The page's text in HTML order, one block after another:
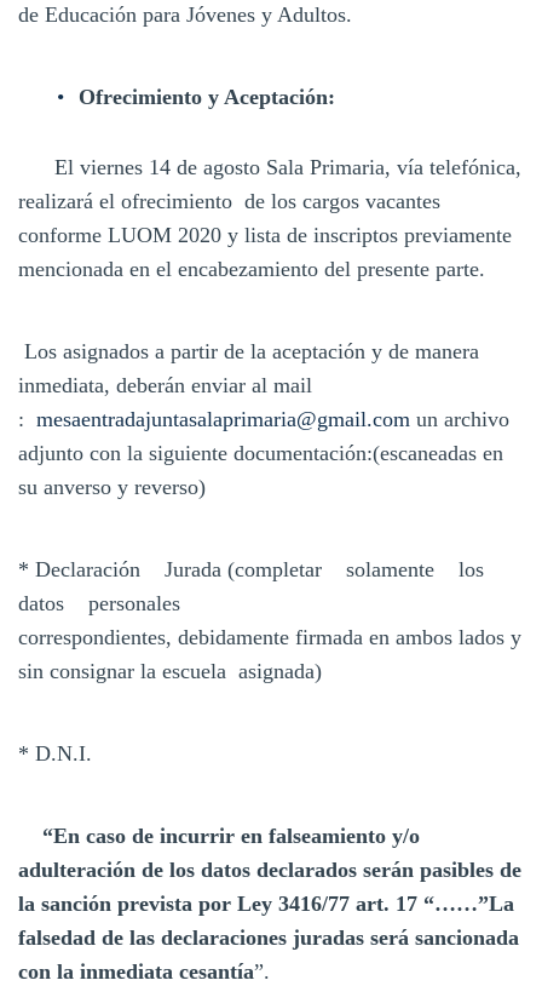
de Educación para Jóvenes y Adultos.
Ofrecimiento y Aceptación:
El viernes 14 de agosto Sala Primaria, vía telefónica,
realizará el ofrecimiento de los cargos vacantes
conforme LUOM 2020 y lista de inscriptos previamente
mencionada en el encabezamiento del presente parte.
Los asignados a partir de la aceptación y de manera
inmediata, deberán enviar al mail
: mesaentradajuntasalaprimaria@gmail.com un archivo
adjunto con la siguiente documentación:(escaneadas en
su anverso y reverso)
* Declaración Jurada (completar solamente los
datos personales
correspondientes, debidamente firmada en ambos lados y
sin consignar la escuela asignada)
* D.N.I.
“En caso de incurrir en falseamiento y/o
adulteración de los datos declarados serán pasibles de
la sanción prevista por Ley 3416/77 art. 17 “……”La
falsedad de las declaraciones juradas será sancionada
con la inmediata cesantía”.